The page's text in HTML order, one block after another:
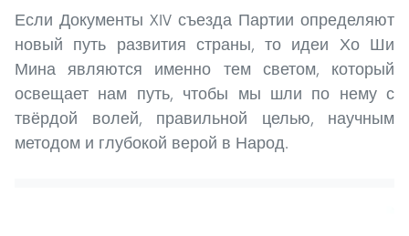
Если Документы XIV съезда Партии определяют
новый путь развития страны, то идеи Хо Ши
Мина являются именно тем светом, который
освещает нам путь, чтобы мы шли по нему с
твёрдой волей, правильной целью, научным
методом и глубокой верой в Народ.